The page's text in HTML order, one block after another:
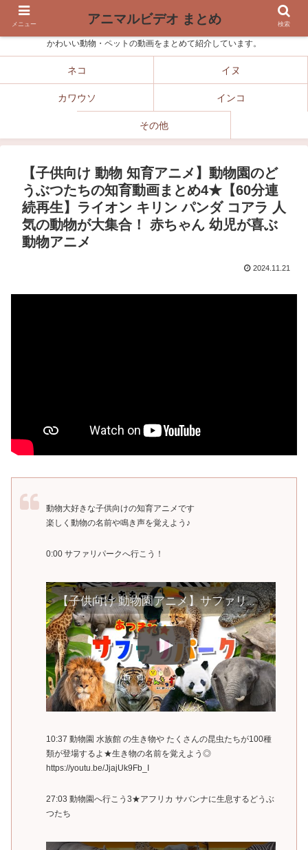
かわいい動物・ペットの動画をまとめて紹介しています。
ネコ イヌ
カワウソ インコ
その他
【子供向け 動物 知育アニメ】動物園のど
うぶつたちの知育動画まとめ4★【60分連
続再生】ライオン キリン パンダ コアラ 人
気の動物が大集合！ 赤ちゃん 幼児が喜ぶ
動物アニメ
2024.11.21
動物大好きな子供向けの知育アニメです
楽しく動物の名前や鳴き声を覚えよう♪
0:00 サファリパークへ行こう！
【子供向け 動物園アニメ】サファリパークへ行こう！ライオン チーター パンダなど人気の動物が20種類も大集合★ 動く動物図鑑で動物の名前を覚えよう◎ 【子供が喜ぶ 動物の知育動画】
10:37 動物園 水族館 の生き物や たくさんの昆虫たちが100種
類が登場するよ★生き物の名前を覚えよう◎
https://youtu.be/JjajUk9Fb_I
27:03 動物園へ行こう3★アフリカ サバンナに生息するどうぶ
つたち
メニュー アニマルビデオ まとめ 検索